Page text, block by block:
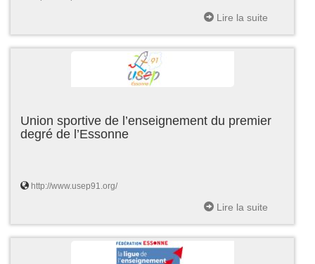
Lire la suite
Union sportive de l’enseignement du premier
degré de l’Essonne
http://www.usep91.org/
Lire la suite